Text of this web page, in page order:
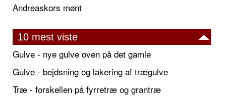
Andreaskors mønt
10 mest viste
Gulve - nye gulve oven på det gamle
Gulve - bejdsning og lakering af trægulve
Træ - forskellen på fyrretræ og grantræ